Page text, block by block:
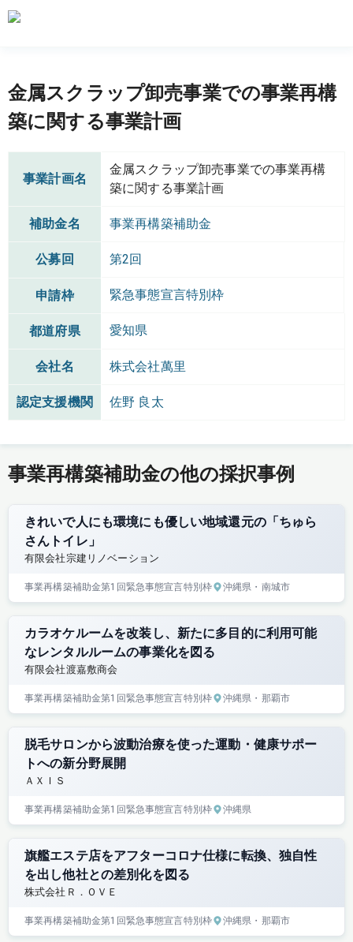
金属スクラップ卸売事業での事業再構
築に関する事業計画
事業計画名
金属スクラップ卸売事業での事業再構
築に関する事業計画
補助金名 事業再構築補助金
公募回 第2回
申請枠 緊急事態宣言特別枠
都道府県 愛知県
会社名 株式会社萬里
認定支援機関 佐野 良太
事業再構築補助金の他の採択事例
きれいで人にも環境にも優しい地域還元の「ちゅら
さんトイレ」
有限会社宗建リノベーション
事業再構築補助金第1回緊急事態宣言特別枠 沖縄県 ・南城市
カラオケルームを改装し、新たに多目的に利用可能
なレンタルルームの事業化を図る
有限会社渡嘉敷商会
事業再構築補助金第1回緊急事態宣言特別枠 沖縄県 ・那覇市
脱毛サロンから波動治療を使った運動・健康サポー
トへの新分野展開
ＡＸＩＳ
事業再構築補助金第1回緊急事態宣言特別枠 沖縄県
旗艦エステ店をアフターコロナ仕様に転換、独自性
を出し他社との差別化を図る
株式会社Ｒ．ＯＶＥ
事業再構築補助金第1回緊急事態宣言特別枠 沖縄県 ・那覇市